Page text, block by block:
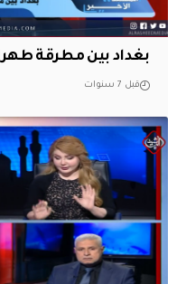
بغداد بين مطرقة
قبل 7 سنوات